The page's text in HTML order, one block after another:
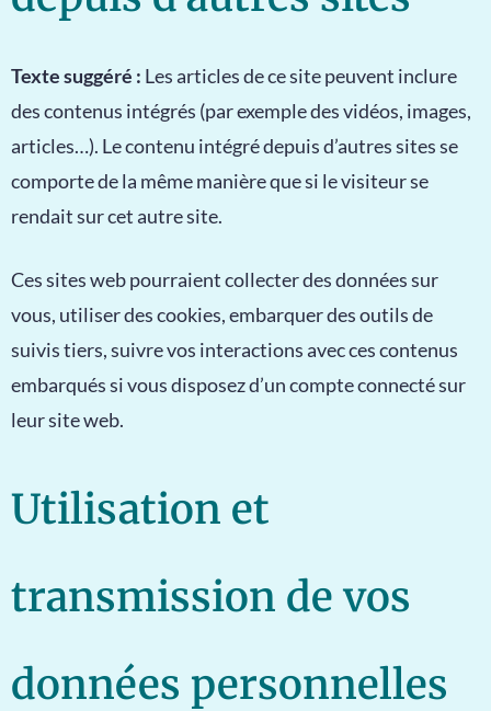
Texte suggéré : Les articles de ce site peuvent inclure
des contenus intégrés (par exemple des vidéos, images,
articles…). Le contenu intégré depuis d’autres sites se
comporte de la même manière que si le visiteur se
rendait sur cet autre site.
Ces sites web pourraient collecter des données sur
vous, utiliser des cookies, embarquer des outils de
suivis tiers, suivre vos interactions avec ces contenus
embarqués si vous disposez d’un compte connecté sur
leur site web.
Utilisation et
transmission de vos
données personnelles